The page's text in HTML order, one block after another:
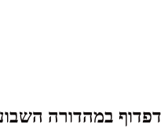
במהדורה